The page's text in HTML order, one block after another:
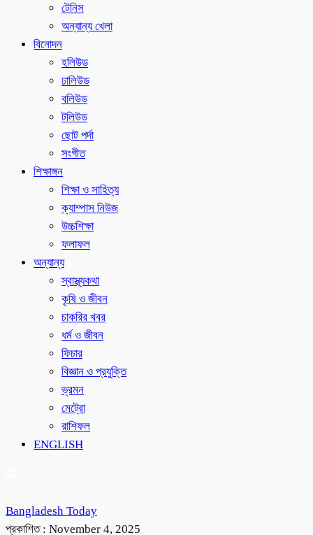
টেনিস
অন্যান্য খেলা
বিনোদন
হলিউড
ঢালিউড
বলিউড
টলিউড
ছোট পর্দা
সংগীত
শিক্ষাঙ্গন
শিক্ষা ও সাহিত্য
ক্যাম্পাস নিউজ
উচ্চশিক্ষা
ফলাফল
অন্যান্য
স্বাস্থ্যকথা
কৃষি ও জীবন
চাকরির খবর
ধর্ম ও জীবন
ফিচার
বিজ্ঞান ও প্রযুক্তি
ভ্রমন
মেট্রো
রাশিফল
ENGLISH
Bangladesh Today
প্রকাশিত : November 4, 2025